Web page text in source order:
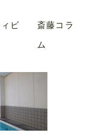
ビ 斎藤コラ
ム